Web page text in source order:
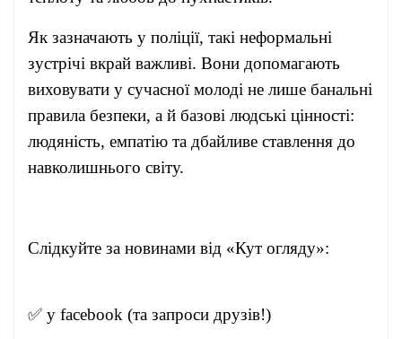
Як зазначають у поліції, такі неформальні
зустрічі вкрай важливі. Вони допомагають
виховувати у сучасної молоді не лише банальні
правила безпеки, а й базові людські цінності:
людяність, емпатію та дбайливе ставлення до
навколишнього світу.
Слідкуйте за новинами від «Кут огляду»:
✅ у facebook (та запроси друзів!)